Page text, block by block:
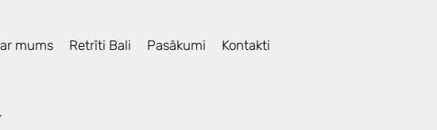
mums Retrīti Bali Pasākumi Kontakti